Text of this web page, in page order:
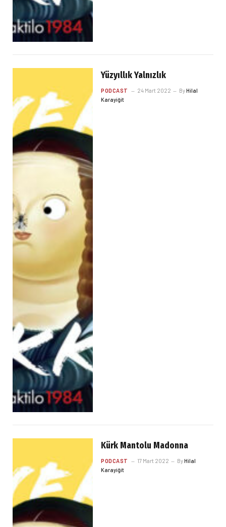
Yüzyıllık Yalnızlık
PODCAST 24 Mart 2022 ByHilal
Karayiğit
Kürk Mantolu Madonna
PODCAST 17 Mart 2022 ByHilal
Karayiğit